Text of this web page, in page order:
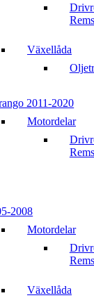
Växellåda
2011-2020
Motordelar
2008
Motordelar
Växellåda